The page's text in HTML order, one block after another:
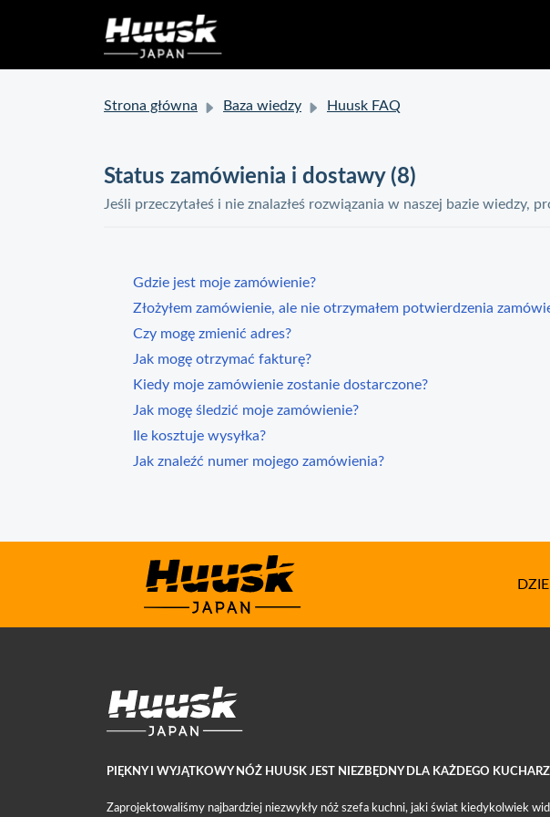
Strona główna Baza wiedzy Huusk FAQ
Status zamówienia i dostawy (8)
Jeśli przeczytałeś i nie znalazłeś rozwiązania w naszej bazie wiedzy,
Gdzie jest moje zamówienie?
Złożyłem zamówienie, ale nie otrzymałem potwierdzenia
Czy mogę zmienić adres?
Jak mogę otrzymać fakturę?
Kiedy moje zamówienie zostanie dostarczone?
Jak mogę śledzić moje zamówienie?
Ile kosztuje wysyłka?
Jak znaleźć numer mojego zamówienia?
PIĘKNY I WYJĄTKOWY NÓŻ HUUSK JEST NIEZBĘDNY DLA KAŻDEGO
Zaprojektowaliśmy najbardziej niezwykły nóż szefa kuchni, jaki świat kiedykolwiek